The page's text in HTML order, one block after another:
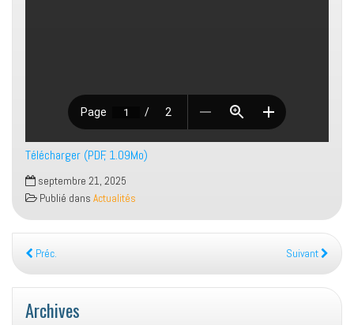
Télécharger (PDF, 1.09Mo)
septembre 21, 2025
Publié dans Actualités
Préc. Suivant
Archives